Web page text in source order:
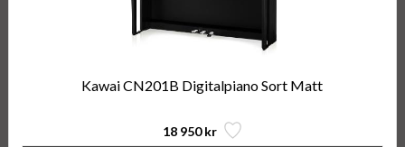
Kawai CN201B Digitalpiano Sort Matt
18 950 kr